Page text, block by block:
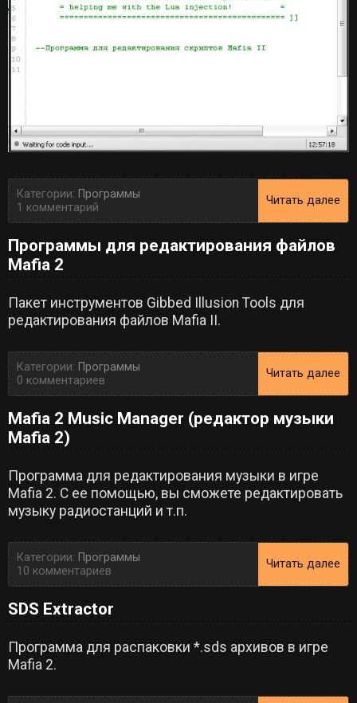
Категории: Программы
1 комментарий
Читать далее
Программы для редактирования файлов
Mafia 2
Пакет инструментов Gibbed Illusion Tools для
редактирования файлов Mafia II.
Категории: Программы
0 комментариев
Читать далее
Mafia 2 Music Manager (редактор музыки
Mafia 2)
Программа для редактирования музыки в игре
Mafia 2. С ее помощью, вы сможете редактировать
музыку радиостанций и т.п.
Категории: Программы
10 комментариев
Читать далее
SDS Extractor
Программа для распаковки *.sds архивов в игре
Mafia 2.